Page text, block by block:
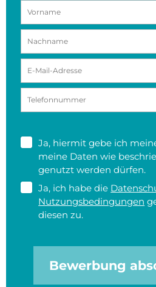
Ja, hiermit gebe ich
meine Daten wie
genutzt werden dürfen.
Ja, ich habe die
Nutzungsbedingungen
diesen zu.
Bewerbung